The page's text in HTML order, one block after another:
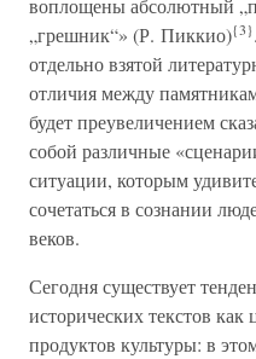
воплощены абсолютный
„грешник“» (Р. Пиккио){3}
отдельно взятой
отличия между
будет преувеличением
собой различные
ситуации, которым
сочетаться в сознании
веков.
Сегодня существует
исторических текстов
продуктов культуры: в